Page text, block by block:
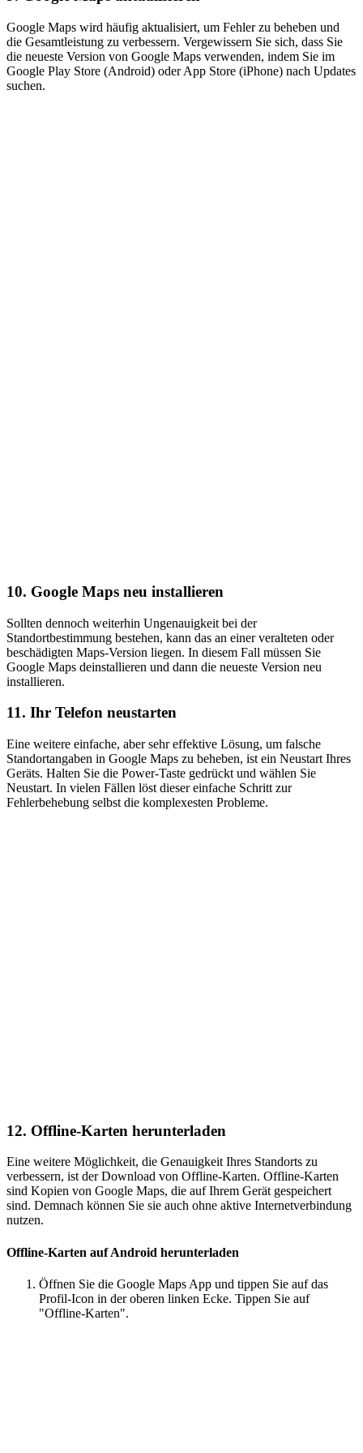
Google Maps wird häufig aktualisiert, um Fehler zu beheben und
die Gesamtleistung zu verbessern. Vergewissern Sie sich, dass Sie
die neueste Version von Google Maps verwenden, indem Sie im
Google Play Store (Android) oder App Store (iPhone) nach Updates
suchen.
10. Google Maps neu installieren
Sollten dennoch weiterhin Ungenauigkeit bei der
Standortbestimmung bestehen, kann das an einer veralteten oder
beschädigten Maps-Version liegen. In diesem Fall müssen Sie
Google Maps deinstallieren und dann die neueste Version neu
installieren.
11. Ihr Telefon neustarten
Eine weitere einfache, aber sehr effektive Lösung, um falsche
Standortangaben in Google Maps zu beheben, ist ein Neustart Ihres
Geräts. Halten Sie die Power-Taste gedrückt und wählen Sie
Neustart. In vielen Fällen löst dieser einfache Schritt zur
Fehlerbehebung selbst die komplexesten Probleme.
12. Offline-Karten herunterladen
Eine weitere Möglichkeit, die Genauigkeit Ihres Standorts zu
verbessern, ist der Download von Offline-Karten. Offline-Karten
sind Kopien von Google Maps, die auf Ihrem Gerät gespeichert
sind. Demnach können Sie sie auch ohne aktive Internetverbindung
nutzen.
Offline-Karten auf Android herunterladen
Öffnen Sie die Google Maps App und tippen Sie auf das
Profil-Icon in der oberen linken Ecke. Tippen Sie auf
"Offline-Karten".